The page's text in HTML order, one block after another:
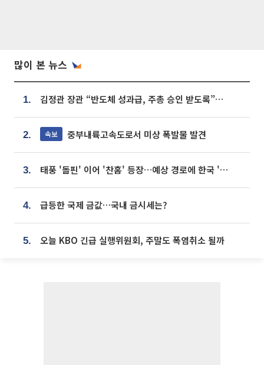
많이 본 뉴스
1. 김정관 장관 “반도체 성과급, 주총 승인 받도록”…상법·자본시장법 개정 시사
2. 속보 중부내륙고속도로서 미상 폭발물 발견
3. 태풍 '돌핀' 이어 '찬홈' 등장…예상 경로에 한국 '한숨'
4. 급등한 국제 금값…국내 금시세는?
5. 오늘 KBO 긴급 실행위원회, 주말도 폭염취소 될까